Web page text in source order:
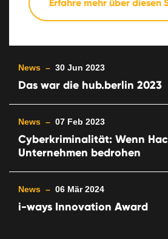
Erfahre mehr über diesen
News – 30 Jun 2023
Das war die hub.berlin 2023
News – 07 Feb 2023
Cyberkriminalität: Wenn
Unternehmen bedrohen
News – 06 Mär 2024
i-ways Innovation Award